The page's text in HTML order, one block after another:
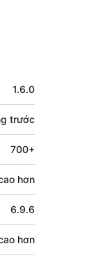
1.6.0
trước
700+
hơn
6.9.6
hơn